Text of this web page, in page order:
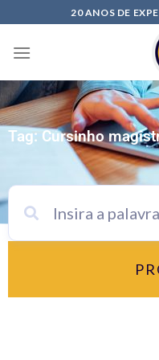
20 ANOS DE
Tag: Cursinho